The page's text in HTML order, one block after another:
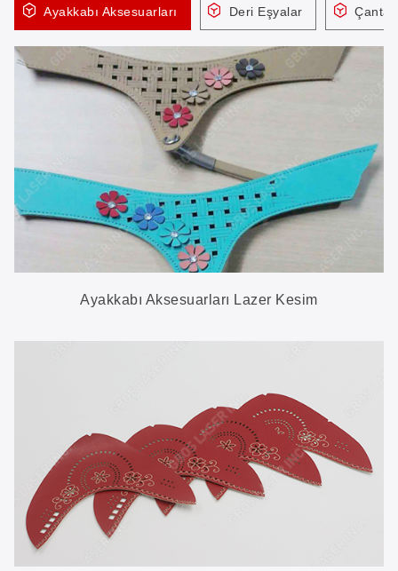
Ayakkabı Aksesuarları Deri Eşyalar Çanta/
Ayakkabı Aksesuarları Lazer Kesim